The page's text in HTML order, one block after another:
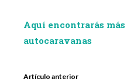
Aquí encontrarás
autocaravanas
Artículo anterior